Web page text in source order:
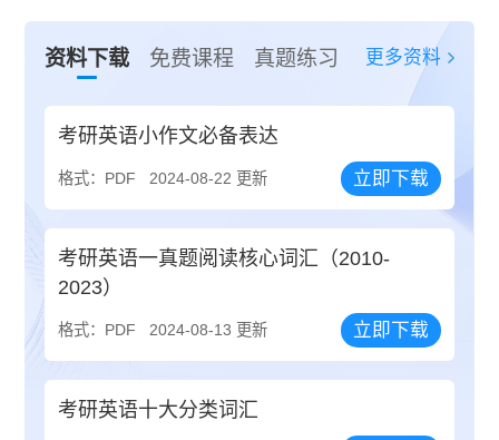
资料下载 免费课程 真题练习 更多资料
考研英语小作文必备表达
格式：PDF 2024-08-22 更新 立即下载
考研英语一真题阅读核心词汇（2010-
2023）
格式：PDF 2024-08-13 更新 立即下载
考研英语十大分类词汇